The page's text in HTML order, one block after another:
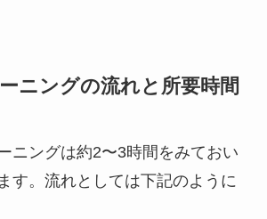
ニングの流れと所要時間
ニングは約2〜3時間をみておい
す。流れとしては下記のように